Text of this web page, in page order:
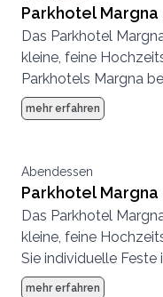
Parkhotel
Murütsch
Das Parkhotel
kleine, feine
Parkhotels Margna
& Osteria Murütsch
geniessen Sie
Sizilien.
mehr erfahren
Abendessen
Parkhotel
Das Parkhotel
kleine, feine
Sie individuelle
drei Restaurants, die
mehr erfahren